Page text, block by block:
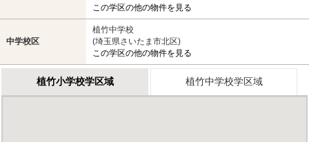
この学区の他の物件を見る
中学校区
植竹中学校
(埼玉県さいたま市北区)
この学区の他の物件を見る
植竹小学校学区域 植竹中学校学区域